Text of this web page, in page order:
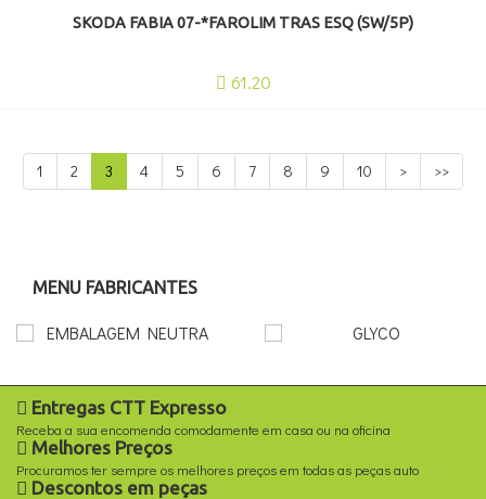
SKODA FABIA 07-*FAROLIM TRAS ESQ (SW/5P)
61.20
1 2 3 4 5 6 7 8 9 10 > >>
MENU FABRICANTES
Entregas CTT Expresso
Receba a sua encomenda comodamente em casa ou na oficina
Melhores Preços
Procuramos ter sempre os melhores preços em todas as peças auto
Descontos em peças